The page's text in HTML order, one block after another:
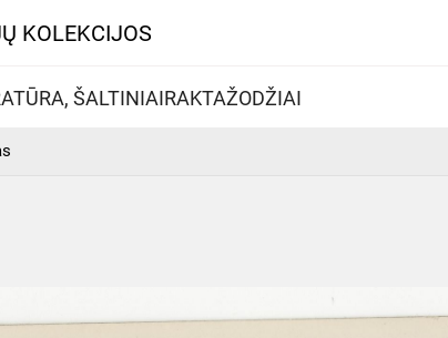
KOLEKCIJOS
ŠALTINIAIRAKTAŽODŽIAI